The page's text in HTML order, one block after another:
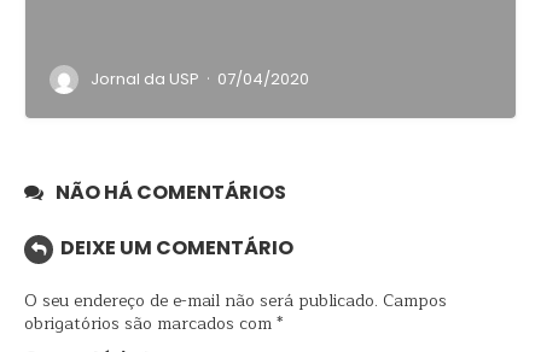
Jornal da USP · 07/04/2020
NÃO HÁ COMENTÁRIOS
DEIXE UM COMENTÁRIO
O seu endereço de e-mail não será publicado. Campos
obrigatórios são marcados com*